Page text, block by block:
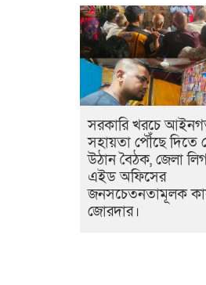
সরকারি খরচে
সহায়তা পৌঁছে দিতে
উঠান বৈঠক, জেলা
এইড অফিসের
জনসচেতনতামূলক
জোরদার।